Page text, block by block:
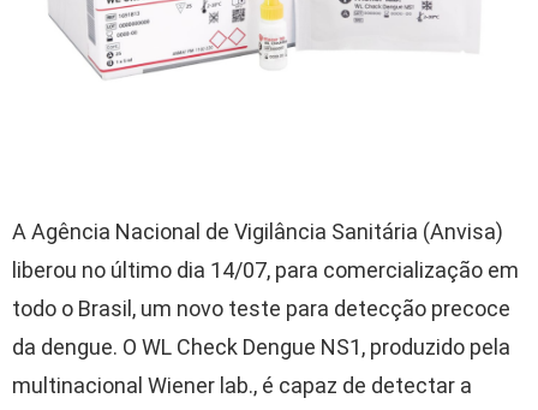
A Agência Nacional de Vigilância Sanitária (Anvisa)
liberou no último dia 14/07, para comercialização em
todo o Brasil, um novo teste para detecção precoce
da dengue. O WL Check Dengue NS1, produzido pela
multinacional Wiener lab., é capaz de detectar a